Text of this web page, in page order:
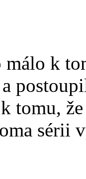
málo k
tomu,
sérii